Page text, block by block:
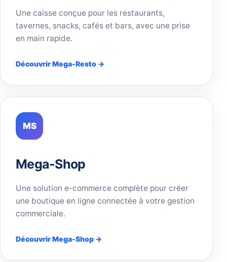
Une caisse conçue pour les restaurants,
tavernes, snacks, cafés et bars, avec une prise
en main rapide.
Découvrir Mega-Resto →
MS
Mega-Shop
Une solution e-commerce complète pour créer
une boutique en ligne connectée à votre gestion
commerciale.
Découvrir Mega-Shop →